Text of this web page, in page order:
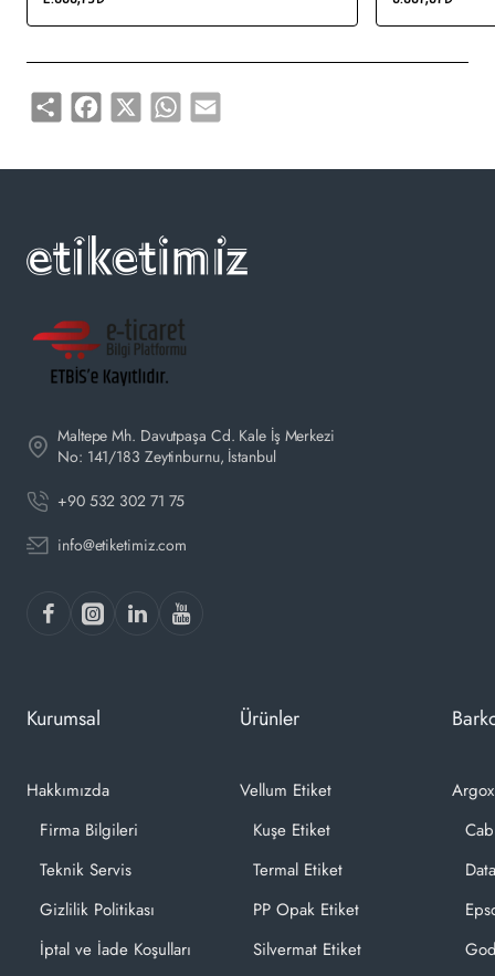
satın alabilirsiniz.
Share Facebook
X WhatsApp
Email
Maltepe Mh. Davutpaşa Cd. Kale İş Merkezi
No: 141/183 Zeytinburnu, İstanbul
+90 532 302 71 75
info@etiketimiz.com
Kurumsal
Hakkımızda
Firma Bilgileri
Teknik Servis
Gizlilik Politikası
İptal ve İade Koşulları
Ürünler
Vellum Etiket
Kuşe Etiket
Termal Etiket
PP Opak Etiket
Silvermat Etiket